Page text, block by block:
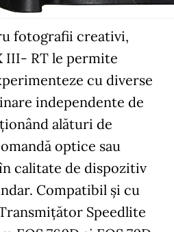
fotografii creativi,
III- RT le permite
cu diverse
independente de
alături de
optice sau
calitate de dispozitiv
Compatibil și cu
Speedlite